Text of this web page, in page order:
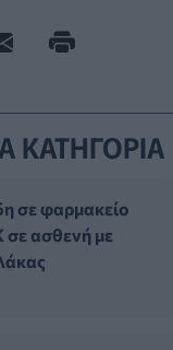
ΚΑΤΗΓΟΡΙΑ
σε φαρμακείο
ασθενή με